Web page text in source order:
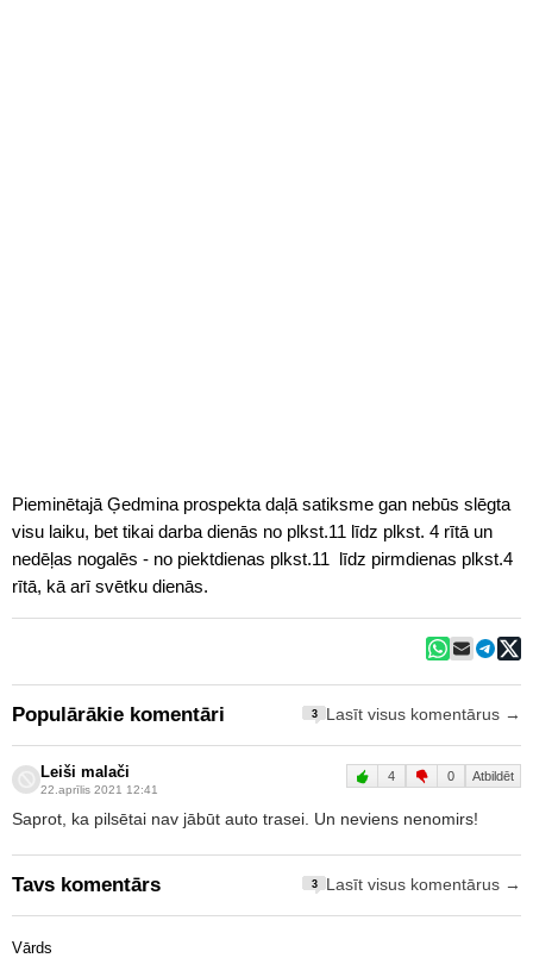
Pieminētajā Ģedmina prospekta daļā satiksme gan nebūs slēgta
visu laiku, bet tikai darba dienās no plkst.11 līdz plkst. 4 rītā un
nedēļas nogalēs - no piektdienas plkst.11 līdz pirmdienas plkst.4
rītā, kā arī svētku dienās.
Populārākie komentāri 3 Lasīt visus komentārus →
Leiši malači
22.aprīlis 2021 12:41
4 0 Atbildēt
Saprot, ka pilsētai nav jābūt auto trasei. Un neviens nenomirs!
Tavs komentārs 3 Lasīt visus komentārus →
Vārds